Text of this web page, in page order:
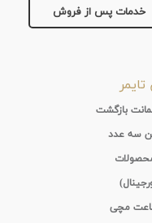
خدمات پس از فروش
سه عدد